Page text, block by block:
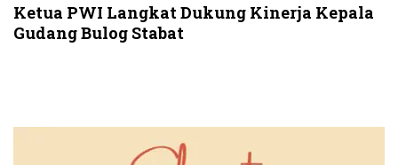
Ketua PWI Langkat Dukung Kinerja Kepala
Gudang Bulog Stabat